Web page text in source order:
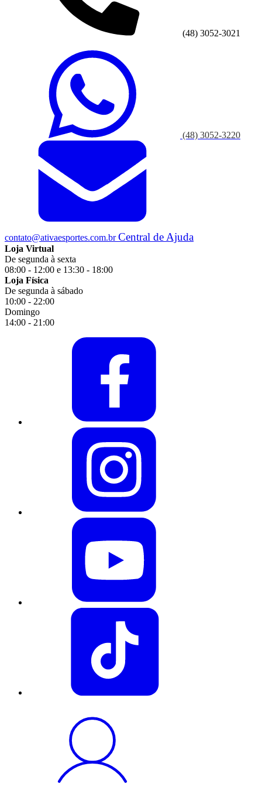
(48) 3052-3021
(48) 3052-3220
contato@ativaesportes.com.brCentral de Ajuda
Loja Virtual
De segunda à sexta
08:00 - 12:00 e 13:30 - 18:00
Loja Física
De segunda à sábado
10:00 - 22:00
Domingo
14:00 - 21:00